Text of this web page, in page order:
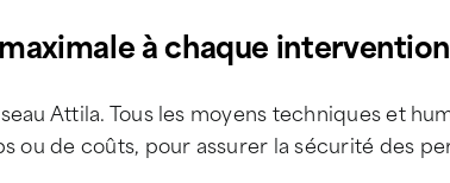
à chaque intervention
Attila. Tous les moyens techniques et
ou de coûts, pour assurer la sécurité des